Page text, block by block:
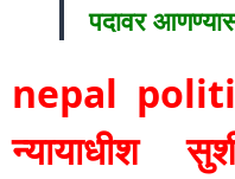
पदावर
nepal
न्यायाधीश